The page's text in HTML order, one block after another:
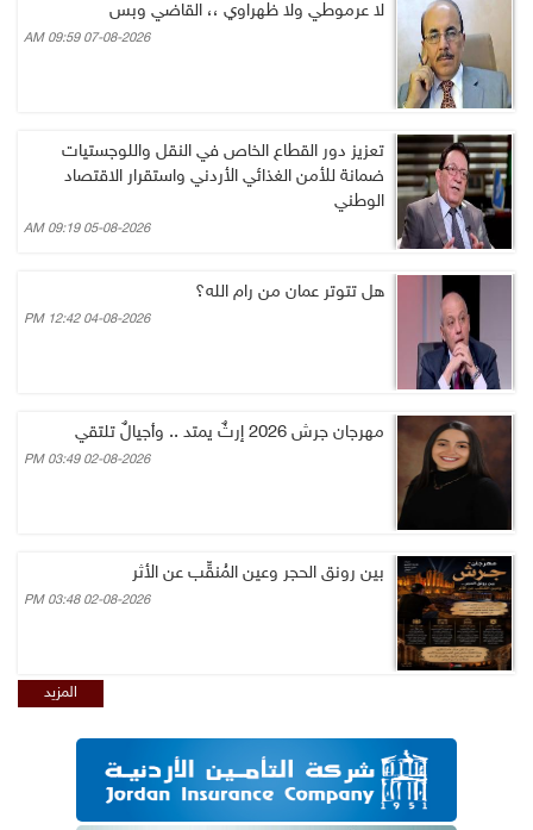
لا عرموطي ولا ظهراوي ،، القاضي وبس
07-08-2026 09:59 AM
تعزيز دور القطاع الخاص في النقل واللوجستيات
ضمانة للأمن الغذائي الأردني واستقرار الاقتصاد
الوطني
05-08-2026 09:19 AM
هل تتوتر عمان من رام الله؟
04-08-2026 12:42 PM
مهرجان جرش 2026 إرثٌ يمتد .. وأجيالٌ تلتقي
02-08-2026 03:49 PM
بين رونق الحجر وعين المُنقِّب عن الأثر
02-08-2026 03:48 PM
المزيد